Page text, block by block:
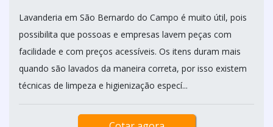
Lavanderia em São Bernardo do Campo é muito útil, pois
possibilita que possoas e empresas lavem peças com
facilidade e com preços acessíveis. Os itens duram mais
quando são lavados da maneira correta, por isso existem
técnicas de limpeza e higienização especí...